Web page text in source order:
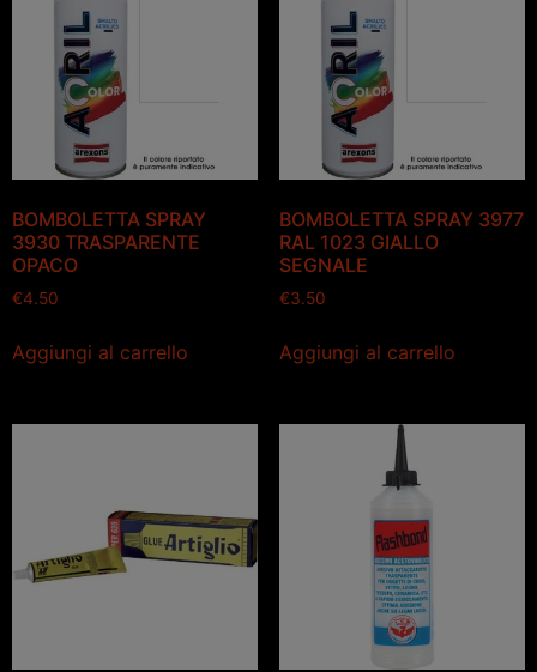
BOMBOLETTA SPRAY
3930 TRASPARENTE
OPACO
€4.50
Aggiungi al carrello
BOMBOLETTA SPRAY 3977
RAL 1023 GIALLO
SEGNALE
€3.50
Aggiungi al carrello